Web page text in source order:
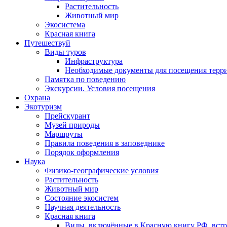
Растительность
Животный мир
Экосистема
Красная книга
Путешествуй
Виды туров
Инфраструктура
Необходимые документы для посещения
Памятка по поведению
Экскурсии. Условия посещения
Охрана
Экотуризм
Прейскурант
Музей природы
Маршруты
Правила поведения в заповеднике
Порядок оформления
Наука
Физико-географические условия
Растительность
Животный мир
Состояние экосистем
Научная деятельность
Красная книга
Виды, включённые в Красную книгу РФ,